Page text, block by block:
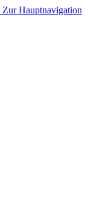
Zur Hauptnavigation